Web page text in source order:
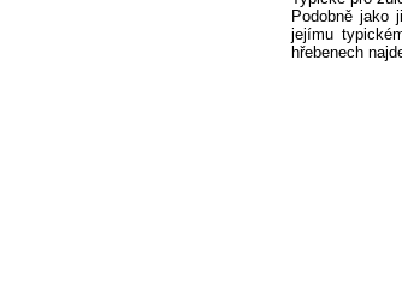
Podobně jako
jejímu
hřebenech